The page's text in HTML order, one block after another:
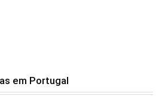
em Portugal